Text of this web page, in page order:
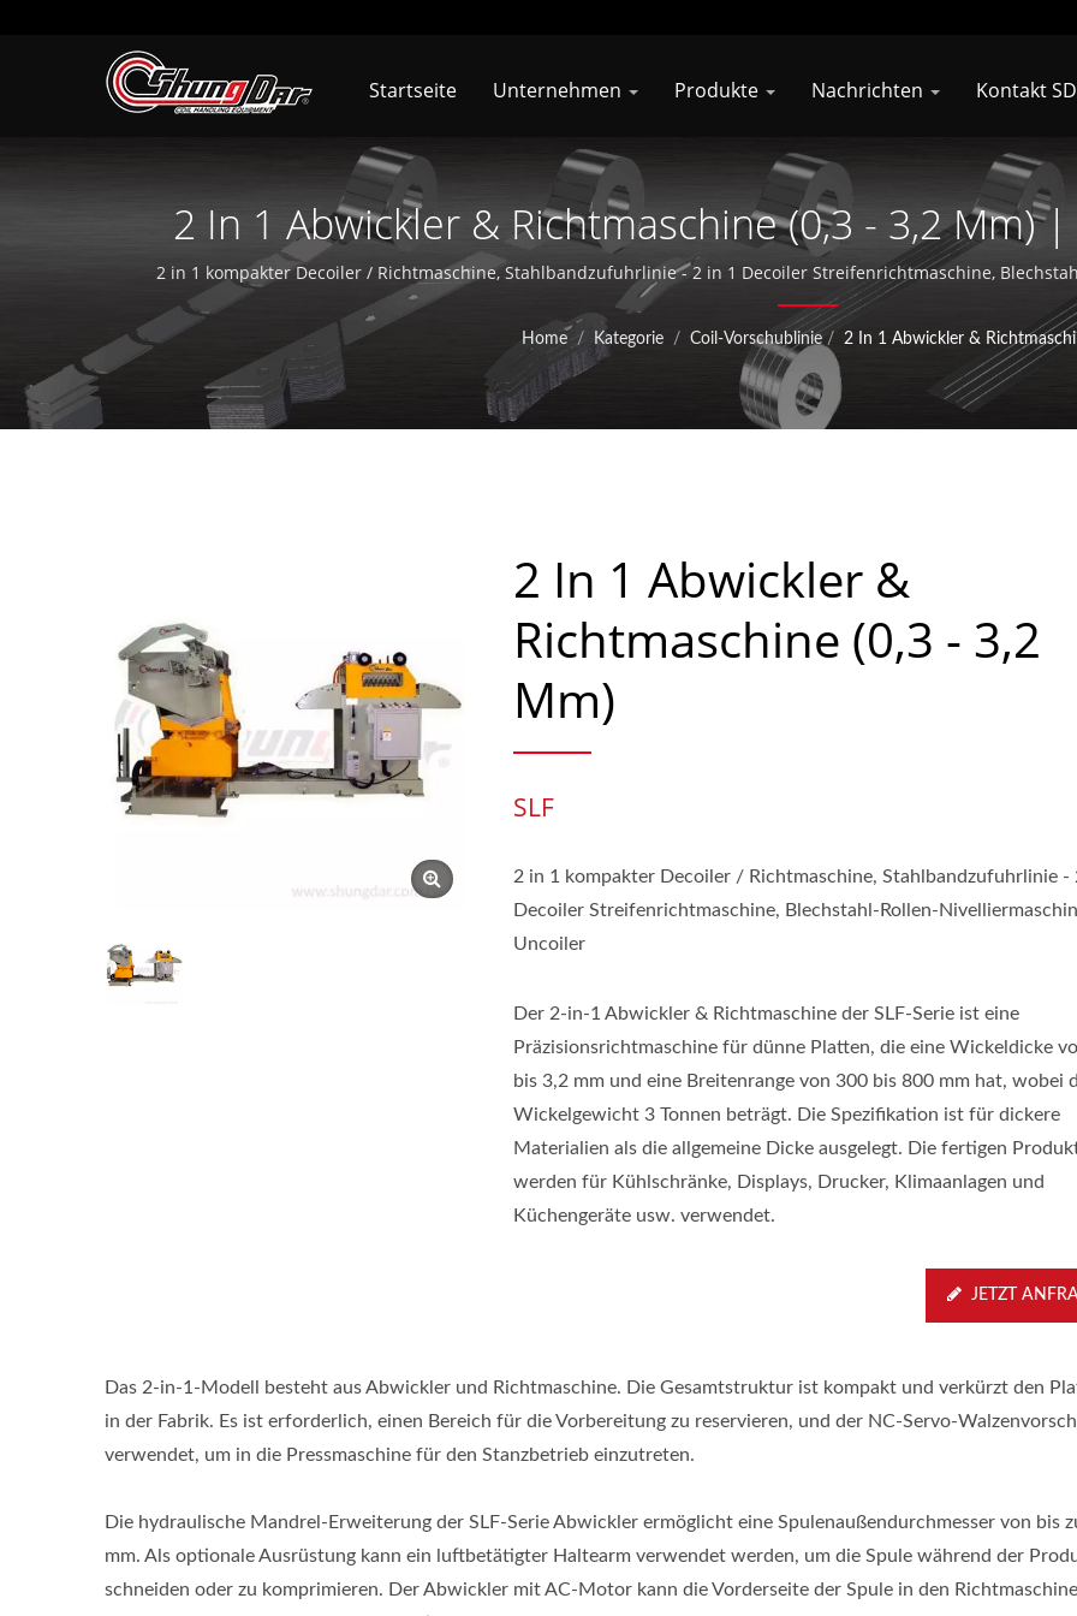
Startseite Unternehmen Produkte Nachrichten Kontakt SD
2 In 1 Abwickler & Richtmaschine (0,3 - 3,2 Mm)
Ländern Verkaufter Weltweit Führender
Automatisierungs-Stahlspulen-Stanzgeräten |
LTD.
2 in 1 kompakter Decoiler / Richtmaschine, Stahlbandzufuhrlinie - 2 in 1 Decoiler Streifenrichtmaschine,
Industrial Co., Ltd. ist seit mehr als 36 Jahren auf Stahlspulen-Stanzverarbeitungsausrüstung spezialisiert. Es ist
Soondar in Kunshan, China, gegründet und erweitert aktiv seine
Home / Kategorie / Coil-Vorschublinie / 2 In 1 Abwickler &
2 In 1 Abwickler &
Richtmaschine (0,3 - 3,2
Mm)
SLF
2 in 1 kompakter Decoiler / Richtmaschine, Stahlbandzufuhrlinie -
Decoiler Streifenrichtmaschine, Blechstahl-Rollen-
Uncoiler
Der 2-in-1 Abwickler & Richtmaschine der SLF-Serie ist eine
Präzisionsrichtmaschine für dünne Platten, die eine Wickeldicke
bis 3,2 mm und eine Breitenrange von 300 bis 800 mm hat, wobei
Wickelgewicht 3 Tonnen beträgt. Die Spezifikation ist für dickere
Materialien als die allgemeine Dicke ausgelegt. Die fertigen
werden für Kühlschränke, Displays, Drucker, Klimaanlagen und
Küchengeräte usw. verwendet.
JETZT
Das 2-in-1-Modell besteht aus Abwickler und Richtmaschine. Die Gesamtstruktur ist kompakt und verkürzt den
in der Fabrik. Es ist erforderlich, einen Bereich für die Vorbereitung zu reservieren, und der NC-Servo-
verwendet, um in die Pressmaschine für den Stanzbetrieb einzutreten.
Die hydraulische Mandrel-Erweiterung der SLF-Serie Abwickler ermöglicht eine Spulenaußendurchmesser von bis
mm. Als optionale Ausrüstung kann ein luftbetätigter Haltearm verwendet werden, um die Spule während der
schneiden oder zu komprimieren. Der Abwickler mit AC-Motor kann die Vorderseite der Spule in den Richtmaschine